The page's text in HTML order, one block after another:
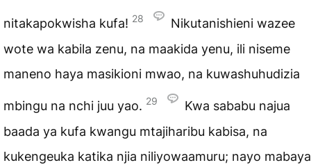
nitakapokwisha kufa! 28
Nikutanishieni wazee
wote wa kabila zenu, na maakida yenu, ili niseme
maneno haya masikioni mwao, na kuwashuhudizia
mbingu na nchi juu yao. 29
Kwa sababu najua
baada ya kufa kwangu mtajiharibu kabisa, na
kukengeuka katika njia niliyowaamuru; nayo mabaya